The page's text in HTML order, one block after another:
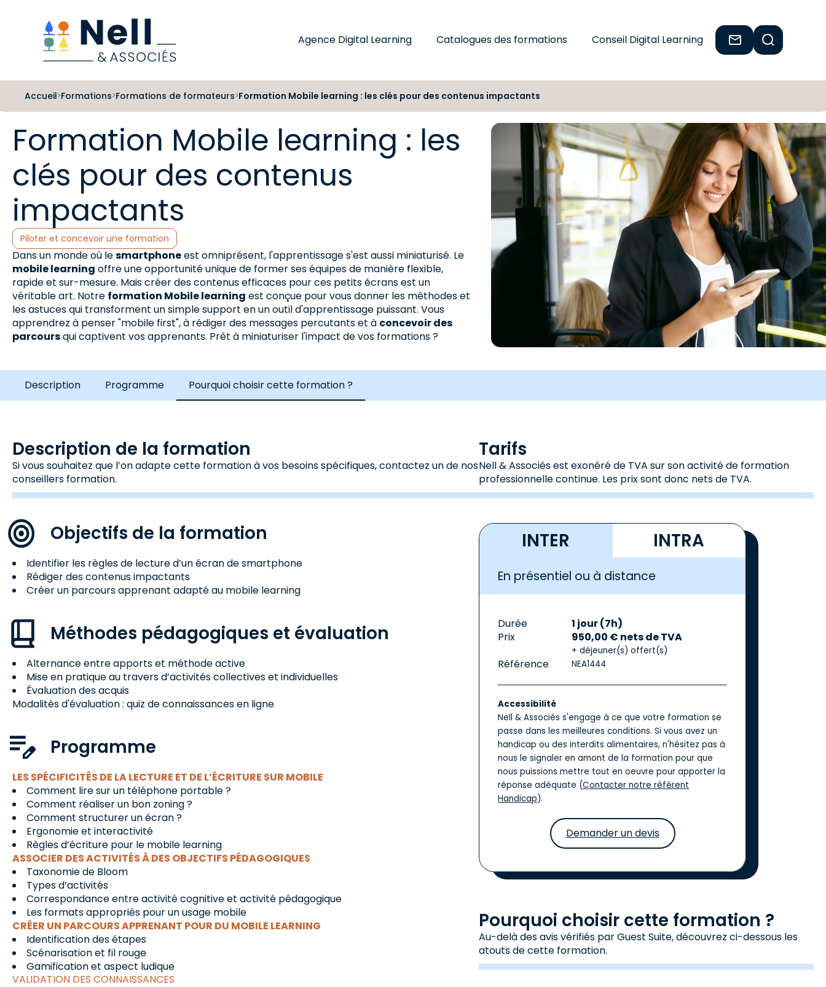
Agence Digital Learning
Catalogues des formations Conseil Digital Learning
Accueil>Formations>Formations de formateurs>Formation Mobile learning : les clés pour des contenus impactants
Formation Mobile learning : les
clés pour des contenus
impactants
Catégories :
Piloter et concevoir une formation
Dans un monde où lesmartphoneest omniprésent, l'apprentissage s'est aussi miniaturisé. Le
mobile learning offre une opportunité unique de former ses équipes de manière flexible,
rapide et sur-mesure. Mais créer des contenus efficaces pour ces petits écrans est un
véritable art. Notre formation Mobile learning est conçue pour vous donner les méthodes et
les astuces qui transforment un simple support en un outil d'apprentissage puissant. Vous
apprendrez à penser "mobile first", à rédiger des messages percutants et à concevoir des
parcoursqui captivent vos apprenants. Prêt à miniaturiser l'impact de vos formations ?
Description Programme Pourquoi choisir cette formation ?
Description de la formation
Si vous souhaitez que l’on adapte cette formation à vos besoins spécifiques, contactez un de nos
conseillers formation.
Objectifs de la formation
Identifier les règles de lecture d’un écran de smartphone
Rédiger des contenus impactants
Créer un parcours apprenant adapté au mobile learning
Méthodes pédagogiques et évaluation
Alternance entre apports et méthode active
Mise en pratique au travers d’activités collectives et individuelles
Évaluation des acquis
Modalités d'évaluation : quiz de connaissances en ligne
Programme
LES SPÉCIFICITÉS DE LA LECTURE ET DE L’ÉCRITURE SUR MOBILE
Comment lire sur un téléphone portable ?
Comment réaliser un bon zoning ?
Comment structurer un écran ?
Ergonomie et interactivité
Règles d’écriture pour le mobile learning
ASSOCIER DES ACTIVITÉS À DES OBJECTIFS PÉDAGOGIQUES
Taxonomie de Bloom
Types d’activités
Correspondance entre activité cognitive et activité pédagogique
Les formats appropriés pour un usage mobile
CRÉER UN PARCOURS APPRENANT POUR DU MOBILE LEARNING
Identification des étapes
Scénarisation et fil rouge
Gamification et aspect ludique
VALIDATION DES CONNAISSANCES
Tarifs
Nell & Associés est exonéré de TVA sur son activité de formation
professionnelle continue. Les prix sont donc nets de TVA.
INTER INTRA
En présentiel ou à distance
Durée
1 jour (7h)
Prix
950,00 € nets de TVA
+ déjeuner(s) offert(s)
Référence NEA1444
Accessibilité
Nell & Associés s'engage à ce que votre formation se
passe dans les meilleures conditions. Si vous avez un
handicap ou des interdits alimentaires, n'hésitez pas à
nous le signaler en amont de la formation pour que
nous puissions mettre tout en oeuvre pour apporter la
réponse adéquate (Contacter notre référent
Handicap).
Demander un devis
Pourquoi choisir cette formation ?
Au-delà des avis vérifiés par Guest Suite, découvrez ci-dessous les
atouts de cette formation.